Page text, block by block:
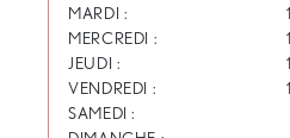
MARDI :
MERCREDI :
JEUDI :
VENDREDI :
SAMEDI :